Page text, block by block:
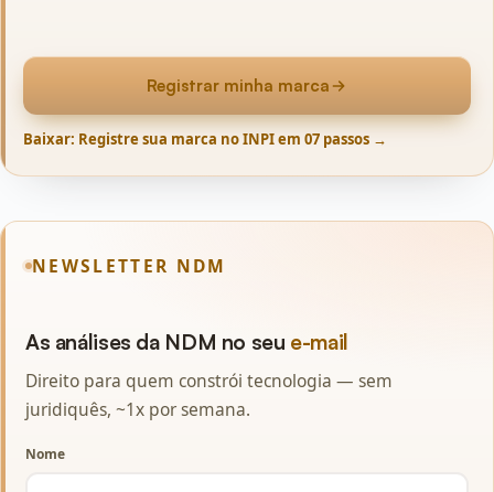
Registrar minha marca
Baixar: Registre sua marca no INPI em 07 passos →
NEWSLETTER NDM
As análises da NDM no seu e-mail
Direito para quem constrói tecnologia — sem
juridiquês, ~1x por semana.
Nome